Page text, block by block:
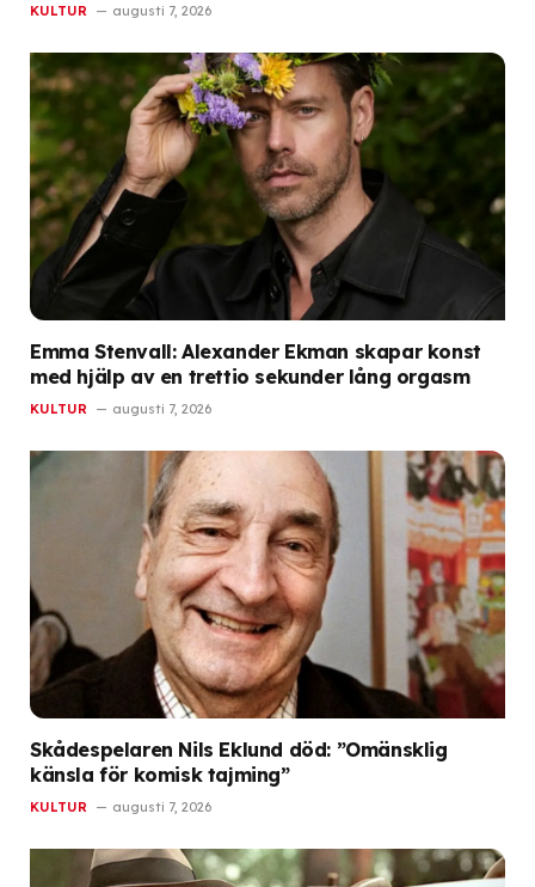
KULTUR augusti 7, 2026
Emma Stenvall: Alexander Ekman skapar konst
med hjälp av en trettio sekunder lång orgasm
KULTUR augusti 7, 2026
Skådespelaren Nils Eklund död: ”Omänsklig
känsla för komisk tajming”
KULTUR augusti 7, 2026